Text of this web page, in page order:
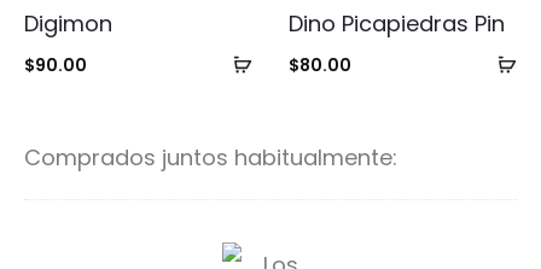
Añadir
Digimon
$90.00
Dino Picapiedras Pin
$80.00
Comprados juntos habitualmente:
L